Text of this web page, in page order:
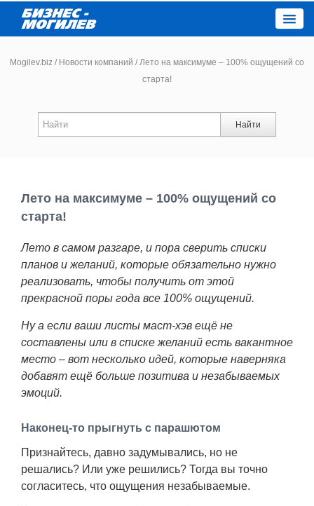
Новости
Работа
Афиша
Объявления
Транспорт
Погода
Курсы валют
Еще
Mogilev.biz / Новости компаний /Лето на максимуме – 100% ощущений со
старта!
Найти
Лето на максимуме – 100% ощущений со
старта!
Лето в самом разгаре, и пора сверить списки
планов и желаний, которые обязательно нужно
реализовать, чтобы получить от этой
прекрасной поры года все 100% ощущений.
Ну а если ваши листы маст-хэв ещё не
составлены или в списке желаний есть вакантное
место – вот несколько идей, которые наверняка
добавят ещё больше позитива и незабываемых
эмоций.
Наконец-то прыгнуть с парашютом
Признайтесь, давно задумывались, но не
решались? Или уже решились? Тогда вы точно
согласитесь, что ощущения незабываемые.